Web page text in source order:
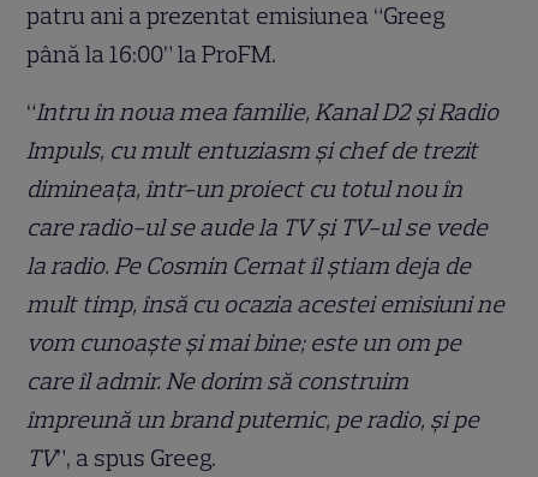
patru ani a prezentat emisiunea “Greeg
până la 16:00” la ProFM.
“Intru în noua mea familie, Kanal D2 și Radio
Impuls, cu mult entuziasm și chef de trezit
dimineața, într-un proiect cu totul nou în
care radio-ul se aude la TV și TV-ul se vede
la radio. Pe Cosmin Cernat îl știam deja de
mult timp, însă cu ocazia acestei emisiuni ne
vom cunoaște și mai bine; este un om pe
care îl admir. Ne dorim să construim
împreună un brand puternic, pe radio, și pe
TV”, a spus Greeg.